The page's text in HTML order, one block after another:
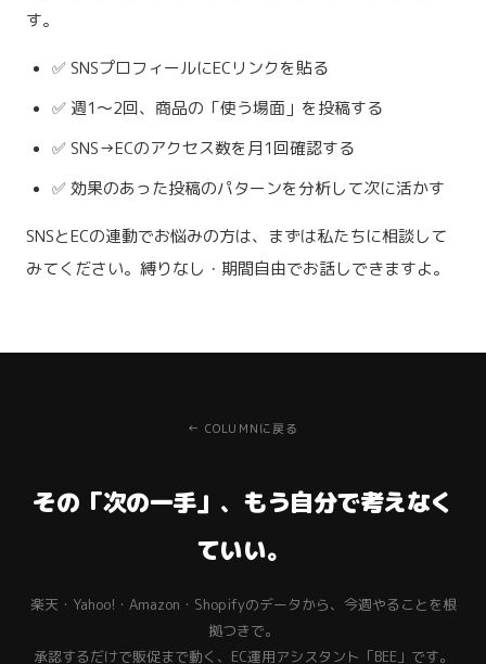
す。
✅ SNSプロフィールにECリンクを貼る
✅ 週1〜2回、商品の「使う場面」を投稿する
✅ SNS→ECのアクセス数を月1回確認する
✅ 効果のあった投稿のパターンを分析して次に活かす
SNSとECの連動でお悩みの方は、まずは私たちに相談して
みてください。縛りなし・期間自由でお話しできますよ。
← COLUMNに戻る
その「次の一手」、もう自分で考えなく
ていい。
楽天・Yahoo!・Amazon・Shopifyのデータから、今週やることを根
拠つきで。
承認するだけで販促まで動く、EC運用アシスタント「BEE」です。